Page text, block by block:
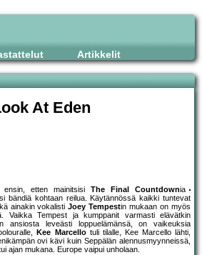
Artikkelit
At Eden
ensin, etten mainitsisi The Final Countdownia
bändiä kohtaan reilua. Käytännössä kaikki tuntevat
ainakin vokalistiJoey Tempestin mukaan on myös
Vaikka Tempest ja kumppanit varmasti elävätkin
ansiosta leveästi loppuelämänsä, on vaikeuksia
Kee Marcellotuli tilalle, Kee Marcello lähti,
ovi kävi kuin Seppälän alennusmyynneissä,
ajan mukana. Europe vaipui unholaan.